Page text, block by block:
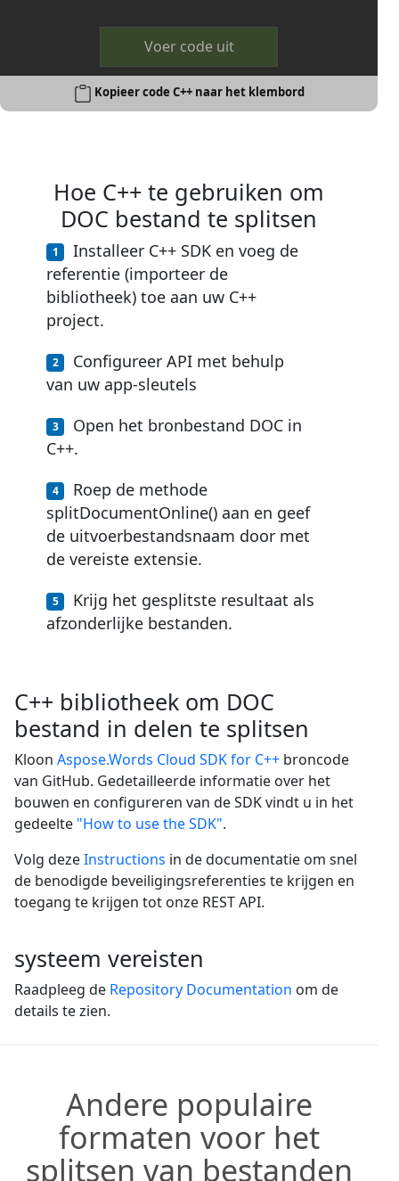
Voer code uit
Kopieer code C++ naar het klembord
Hoe C++ te gebruiken om
DOC bestand te splitsen
Installeer C++ SDK en voeg de
referentie (importeer de
bibliotheek) toe aan uw C++
project.
Configureer API met behulp
van uw app-sleutels
Open het bronbestand DOC in
C++.
Roep de methode
splitDocumentOnline() aan en geef
de uitvoerbestandsnaam door met
de vereiste extensie.
Krijg het gesplitste resultaat als
afzonderlijke bestanden.
C++ bibliotheek om DOC
bestand in delen te splitsen
Kloon Aspose.Words Cloud SDK for C++ broncode
van GitHub. Gedetailleerde informatie over het
bouwen en configureren van de SDK vindt u in het
gedeelte "How to use the SDK".
Volg dezeInstructions in de documentatie om snel
de benodigde beveiligingsreferenties te krijgen en
toegang te krijgen tot onze REST API.
systeem vereisten
Raadpleeg de Repository Documentation om de
details te zien.
Andere populaire
formaten voor het
splitsen van bestanden